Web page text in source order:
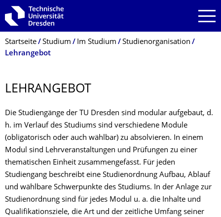
Zur Hauptnavigation springen
Zur Suche springen
Zum Inhalt springen
Breadcrumb-Menü
Startseite Studium Im Studium
Studienorganisation
Lehrangebot
LEHRANGEBOT
Die Studiengänge der TU Dresden sind modular aufgebaut, d.
h. im Verlauf des Studiums sind verschiedene Module
(obligatorisch oder auch wählbar) zu absolvieren. In einem
Modul sind Lehrveranstaltungen und Prüfungen zu einer
thematischen Einheit zusammengefasst. Für jeden
Studiengang beschreibt eine Studienordnung Aufbau, Ablauf
und wählbare Schwerpunkte des Studiums. In der Anlage zur
Studienordnung sind für jedes Modul u. a. die Inhalte und
Qualifikationsziele, die Art und der zeitliche Umfang seiner